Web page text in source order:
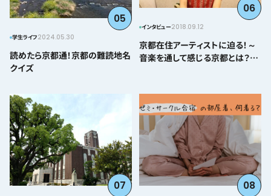
05
学生ライフ2024.05.30
読めたら京都通！京都の難読地名
クイズ
06
インタビュー2018.09.12
京都在住アーティストに迫る！～
音楽を通して感じる京都とは？＠
07 08